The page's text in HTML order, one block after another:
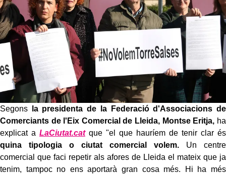
Segons la presidenta de la Federació d'Associacions de
Comerciants de l'Eix Comercial de Lleida, Montse Eritja, ha
explicat a LaCiutat.catque "el que hauríem de tenir clar és
quina tipologia o ciutat comercial volem.Un centre
comercial que faci repetir als afores de Lleida el mateix que ja
tenim, tampoc no ens aportarà gran cosa més. Hi ha més